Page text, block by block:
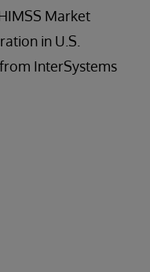
Market
in U.S.
InterSystems